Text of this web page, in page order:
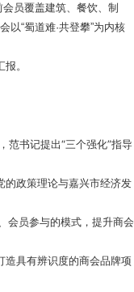
员覆盖建筑、餐饮、制
以“蜀道难·共登攀”为内核
。
范书记提出“三个强化”指导
的政策理论与嘉兴市经济发
会员参与的模式，提升商会
造具有辨识度的商会品牌项